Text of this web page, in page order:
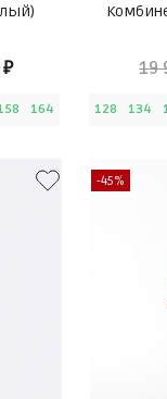
164
19
128 134
-45%